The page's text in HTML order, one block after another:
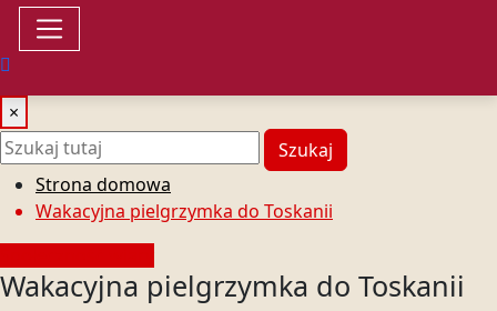
×
Szukaj
Strona domowa
Wakacyjna pielgrzymka do Toskanii
Wakacyjna pielgrzymka do Toskanii